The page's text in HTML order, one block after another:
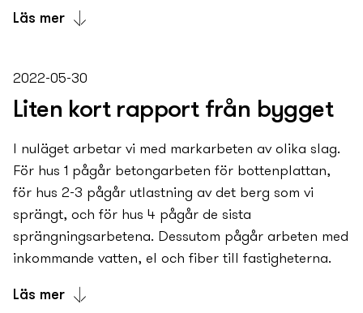
måste monteras under veckan, och inget får gå fel
per vecka, och den som passerar förbi
Tavelsjövägen kommer se stor skillnad för varje
vecka som går under hösten.
Läs mer
Förberedelserna inför stomresningen är i full gång -
den här veckan (slutet av augusti) ställs en
mobilkran upp, som ska resa tornkranen, som i sin
tur ska montera stommen. I höst pågår
stommontaget, och under 2023 fortsätter vi med
installationerna och den invändiga
stomkompletteringen.
2022-05-30
Liten kort rapport från bygget
I nuläget arbetar vi med markarbeten av olika slag.
För hus 1 pågår betongarbeten för bottenplattan,
för hus 2-3 pågår utlastning av det berg som vi
sprängt, och för hus 4 pågår de sista
sprängningsarbetena. Dessutom pågår arbeten med
inkommande vatten, el och fiber till fastigheterna.
Läs mer